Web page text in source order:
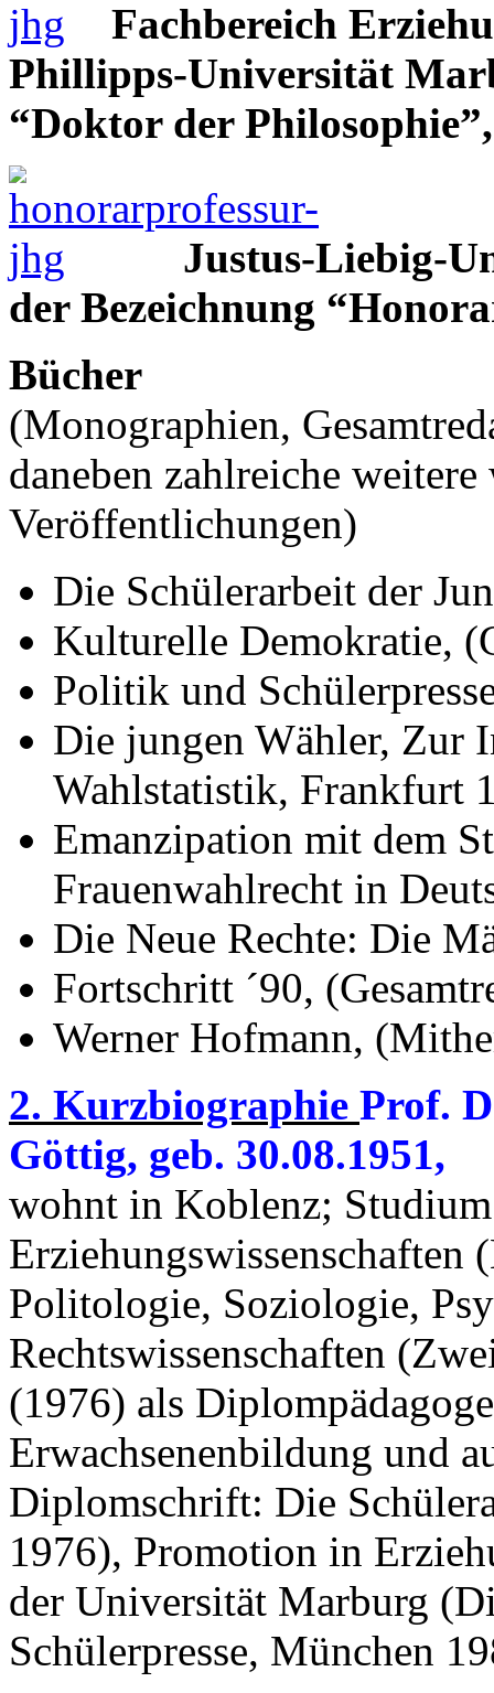
Fachbereich
Phillipps-Universität
“Doktor der
Justus-Liebig-
der Bezeichnung
Bücher
(Monographien,
daneben zahlreiche
Veröffentlichungen)
Die Schülerarbeit der
Kulturelle Demokratie,
Politik und
Die jungen Wähler, Zur
Wahlstatistik, Frankfurt
Emanzipation mit dem
Frauenwahlrecht in
Die Neue Rechte: Die
Fortschritt ´90,
Werner Hofmann,
2. Kurzbiographie Prof.
Göttig, geb. 30.08.1951,
wohnt in Koblenz;
Erziehungswissenschaften
Politologie, Soziologie,
Rechtswissenschaften
(1976) als
Erwachsenenbildung und
Diplomschrift: Die
1976), Promotion in
der Universität Marburg
Schülerpresse, München